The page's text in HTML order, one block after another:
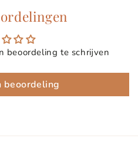
beoordeling te schrijven
beoordeling